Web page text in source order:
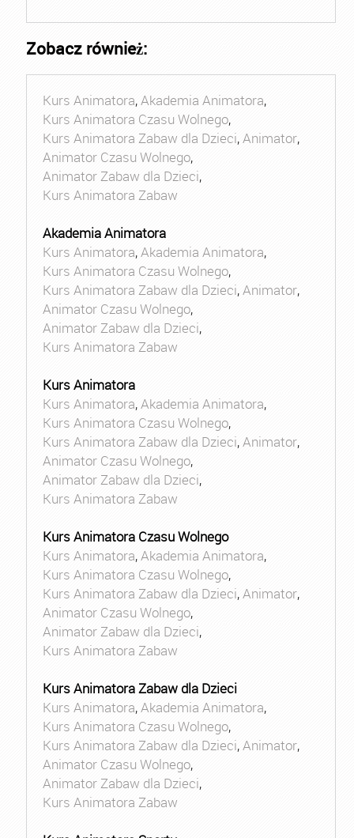
Zobacz również:
Kurs Animatora,Akademia Animatora,
Kurs Animatora Czasu Wolnego,
Kurs Animatora Zabaw dla Dzieci,Animator,
Animator Czasu Wolnego,
Animator Zabaw dla Dzieci,
Kurs Animatora Zabaw
Akademia Animatora
Kurs Animatora,Akademia Animatora,
Kurs Animatora Czasu Wolnego,
Kurs Animatora Zabaw dla Dzieci,Animator,
Animator Czasu Wolnego,
Animator Zabaw dla Dzieci,
Kurs Animatora Zabaw
Kurs Animatora
Kurs Animatora,Akademia Animatora,
Kurs Animatora Czasu Wolnego,
Kurs Animatora Zabaw dla Dzieci,Animator,
Animator Czasu Wolnego,
Animator Zabaw dla Dzieci,
Kurs Animatora Zabaw
Kurs Animatora Czasu Wolnego
Kurs Animatora,Akademia Animatora,
Kurs Animatora Czasu Wolnego,
Kurs Animatora Zabaw dla Dzieci,Animator,
Animator Czasu Wolnego,
Animator Zabaw dla Dzieci,
Kurs Animatora Zabaw
Kurs Animatora Zabaw dla Dzieci
Kurs Animatora,Akademia Animatora,
Kurs Animatora Czasu Wolnego,
Kurs Animatora Zabaw dla Dzieci,Animator,
Animator Czasu Wolnego,
Animator Zabaw dla Dzieci,
Kurs Animatora Zabaw